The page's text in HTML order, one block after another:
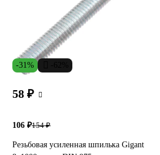
-31%
58 ₽
106 ₽154 ₽
Резьбовая усиленная шпилька Gigant